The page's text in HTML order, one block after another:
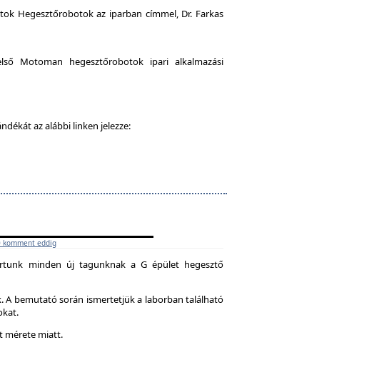
Hegesztőrobotok az iparban címmel, Dr. Farkas
Motoman hegesztőrobotok ipari alkalmazási
az alábbi linken jelezze:
komment eddig
minden új tagunknak a G épület hegesztő
A bemutató során ismertetjük a laborban található
mérete miatt.